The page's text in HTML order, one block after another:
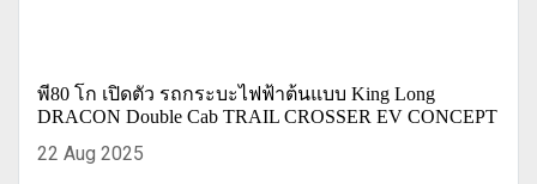
พี80 โก เปิดตัว รถกระบะไฟฟ้าต้นแบบ King Long
DRACON Double Cab TRAIL CROSSER EV CONCEPT
22 Aug 2025